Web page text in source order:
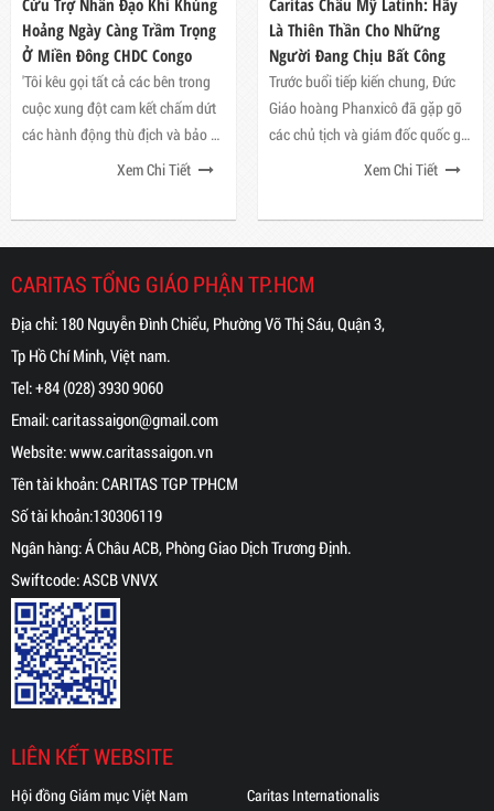
Cứu Trợ Nhân Đạo Khi Khủng
Hoảng Ngày Càng Trầm Trọng
Ở Miền Đông CHDC Congo
'Tôi kêu gọi tất cả các bên trong
cuộc xung đột cam kết chấm dứt
các hành động thù địch và bảo vệ
dân thường ở Goma và các khu
thức bạo lực'. Đức Giáo hoàng
Phanxicô
Xem Chi Tiết
Caritas Châu Mỹ Latinh: Hãy
Là Thiên Thần Cho Những
Người Đang Chịu Bất Công
Trước buổi tiếp kiến ​​chung, Đức
Giáo hoàng Phanxicô đã gặp gỡ
các chủ tịch và giám đốc quốc gia
của Caritas Mỹ Latinh và Caribe,
bị tổn thương'.
Xem Chi Tiết
CARITAS TỔNG GIÁO PHẬN TP.HCM
Địa chỉ: 180 Nguyễn Đình Chiểu, Phường Võ Thị Sáu, Quận 3,
Tp Hồ Chí Minh, Việt nam.
Tel:+84 (028) 3930 9060
Email:caritassaigon@gmail.com
Website:www.caritassaigon.vn
Tên tài khoản: CARITAS TGP TPHCM
Số tài khoản:130306119
Ngân hàng: Á Châu ACB, Phòng Giao Dịch Trương Định.
Swiftcode: ASCB VNVX
LIÊN KẾT WEBSITE
Hội đồng Giám mục Việt Nam Caritas Internationalis